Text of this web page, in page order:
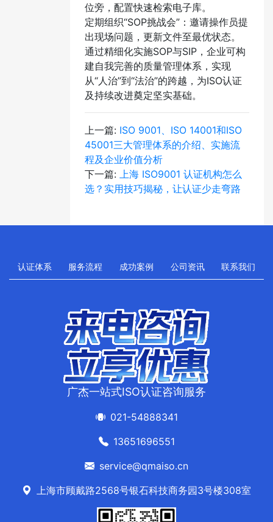
位旁，配置快速检索电子库。
定期组织“SOP挑战会”：邀请操作员提
出现场问题，更新文件至最优状态。
通过精细化实施SOP与SIP，企业可构
建自我完善的质量管理体系，实现
从“人治”到“法治”的跨越，为ISO认证
及持续改进奠定坚实基础。
上一篇: ISO 9001、ISO 14001和ISO
45001三大管理体系的介绍、实施流
程及企业价值分析
下一篇: 上海 ISO9001 认证机构怎么
选？实用技巧揭秘，让认证少走弯路
认证体系 服务流程 成功案例 公司资讯 联系我们
广杰一站式ISO认证咨询服务
021-54888341
13651696551
service@qmaiso.cn
上海市顾戴路2568号银石科技商务园3号楼308室